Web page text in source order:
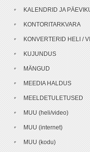
KALENDRID JA
KONTORITARKVARA
KONVERTERID HELI /
KUJUNDUS
MÄNGUD
MEEDIA HALDUS
MEELDETULETUSED
MUU (heli/video)
MUU (internet)
MUU (kodu)